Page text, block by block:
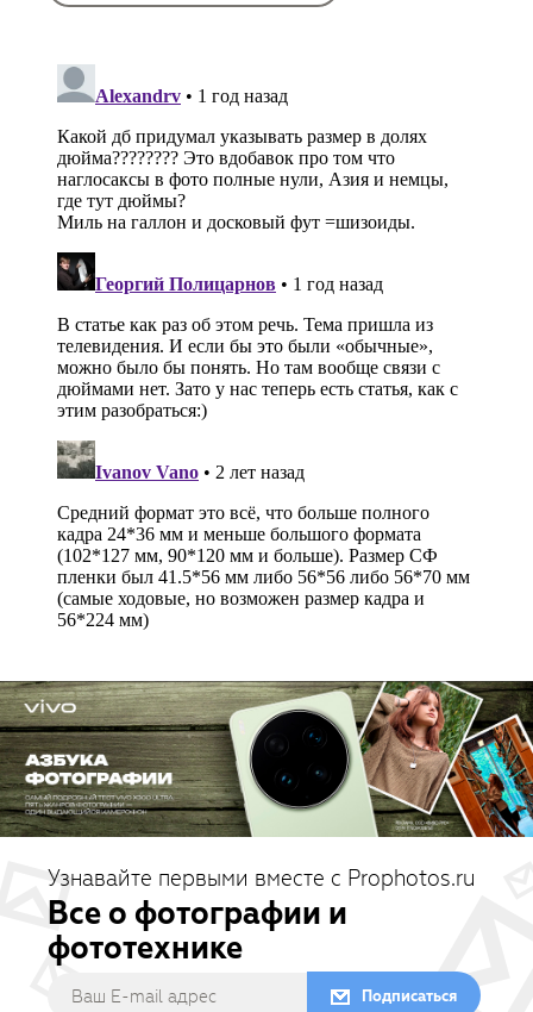
Узнавайте первыми вместе с Prophotos.ru
Все о фотографии и
фототехнике
Подписаться